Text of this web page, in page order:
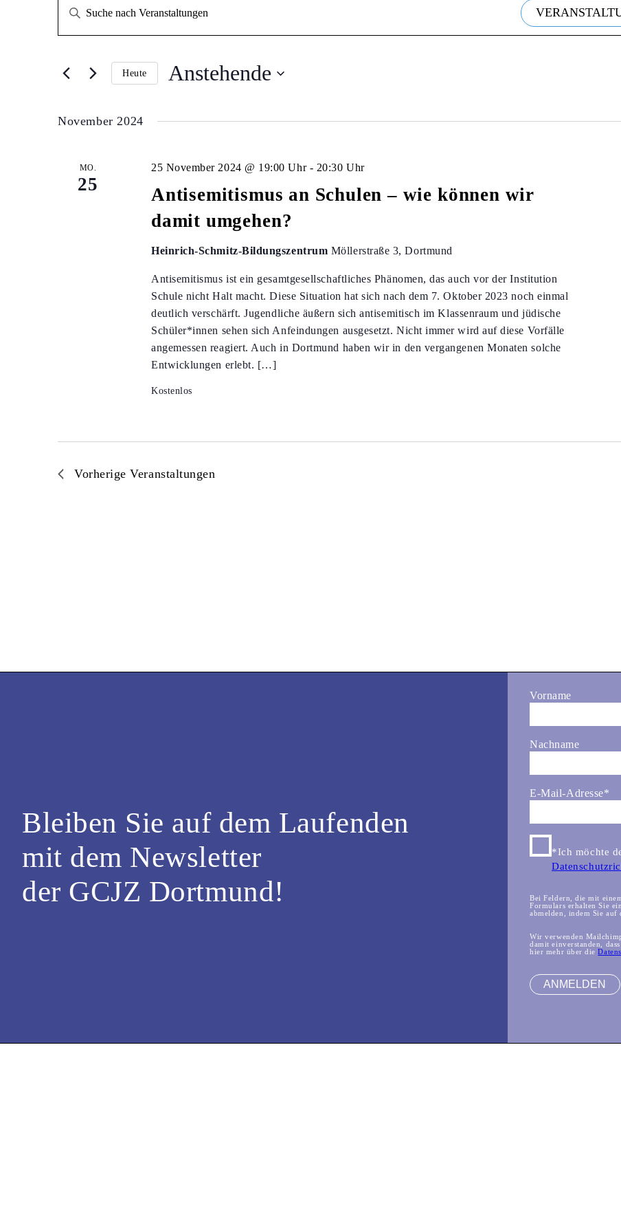
VERANSTALTUNGEN
SUCHE
UND
ANSICHTEN,
Bitte
Schlüsselwort
eingeben.
nach
Veranstaltungen
Heute Anstehende
November 2024
MO.
25
Antisemitismus an Schulen – wie können wir
damit umgehen?
25 November 2024 @ 19:00 Uhr- 20:30 Uhr
Heinrich-Schmitz-Bildungszentrum Möllerstraße 3, Dortmund
Antisemitismus ist ein gesamtgesellschaftliches Phänomen, das auch vor der Institution
Schule nicht Halt macht. Diese Situation hat sich nach dem 7. Oktober 2023 noch einmal
deutlich verschärft. Jugendliche äußern sich antisemitisch im Klassenraum und jüdische
Schüler*innen sehen sich Anfeindungen ausgesetzt. Nicht immer wird auf diese Vorfälle
angemessen reagiert. Auch in Dortmund haben wir in den vergangenen Monaten solche
Entwicklungen erlebt. […]
Kostenlos
VorherigeVeranstaltungen
Bleiben Sie auf dem Laufenden
mit dem Newsletter
der GCJZ Dortmund!
Vorname
Nachname
E-Mail-Adresse*
*Ich möchte
Bei Feldern, die mit
Formulars erhalten Sie
abmelden, indem Sie
Wir verwenden
damit einverstanden,
hier mehr über die